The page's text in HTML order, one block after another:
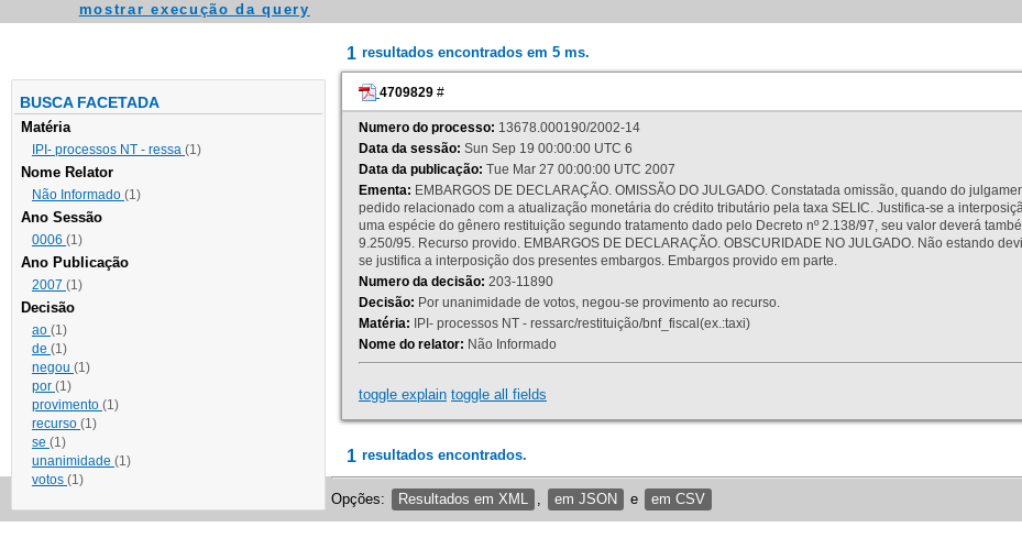
mostrar execução da query
BUSCA FACETADA
Matéria
IPI- processos NT - ressa (1)
Nome Relator
Não Informado (1)
Ano Sessão
0006 (1)
Ano Publicação
2007 (1)
Decisão
ao (1)
de (1)
negou (1)
por (1)
provimento (1)
recurso (1)
se (1)
unanimidade (1)
votos (1)
1 resultados encontrados em 5 ms.
4709829 #
Numero do processo: 13678.000190/2002-14
Data da sessão: Sun Sep 19 00:00:00 UTC 6
Data da publicação: Tue Mar 27 00:00:00 UTC 2007
Ementa: EMBARGOS DE DECLARAÇÃO. OMISSÃO DO JULGADO. Constatada omissão, quando do
pedido relacionado com a atualização monetária do crédito tributário pela taxa SELIC. Justifica-se a
uma espécie do gênero restituição segundo tratamento dado pelo Decreto nº 2.138/97, seu valor deverá
9.250/95. Recurso provido. EMBARGOS DE DECLARAÇÃO. OBSCURIDADE NO JULGADO. Não estando
se justifica a interposição dos presentes embargos. Embargos provido em parte.
Numero da decisão: 203-11890
Decisão: Por unanimidade de votos, negou-se provimento ao recurso.
Matéria: IPI- processos NT - ressarc/restituição/bnf_fiscal(ex.:taxi)
Nome do relator: Não Informado
toggle explain toggle all fields
1 resultados encontrados.
Opções: Resultados em XML em JSON e em CSV